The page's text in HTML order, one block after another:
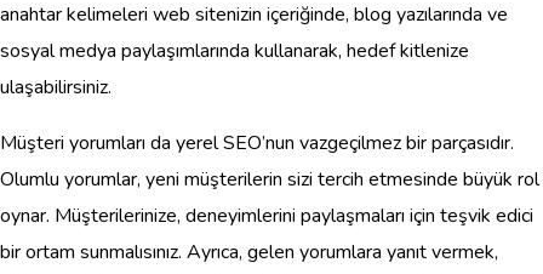
anahtar kelimeleri web sitenizin içeriğinde, blog yazılarında ve
sosyal medya paylaşımlarında kullanarak, hedef kitlenize
ulaşabilirsiniz.
Müşteri yorumları da yerel SEO’nun vazgeçilmez bir parçasıdır.
Olumlu yorumlar, yeni müşterilerin sizi tercih etmesinde büyük rol
oynar. Müşterilerinize, deneyimlerini paylaşmaları için teşvik edici
bir ortam sunmalısınız. Ayrıca, gelen yorumlara yanıt vermek,